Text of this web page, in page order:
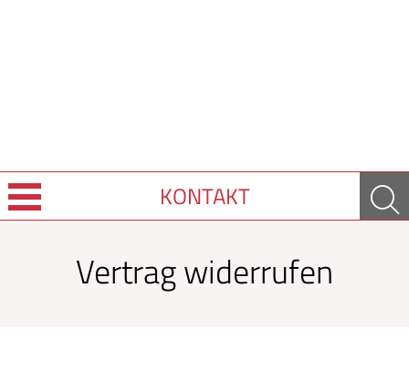
KONTAKT
Vertrag widerrufen